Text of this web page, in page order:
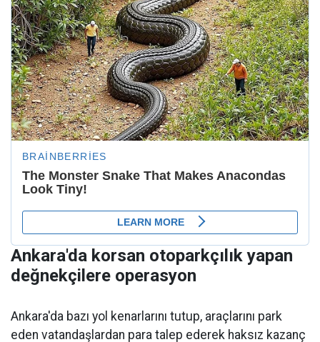
Ankara'da korsan otoparkçılık yapan
değnekçilere operasyon
Ankara'da bazı yol kenarlarını tutup, araçlarını park
eden vatandaşlardan para talep ederek haksız kazanç